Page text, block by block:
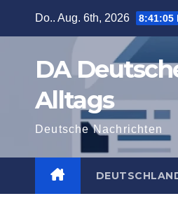
Do.. Aug. 6th, 2026 8:41:06
DA
Alltags
Deutsche Nachrichten